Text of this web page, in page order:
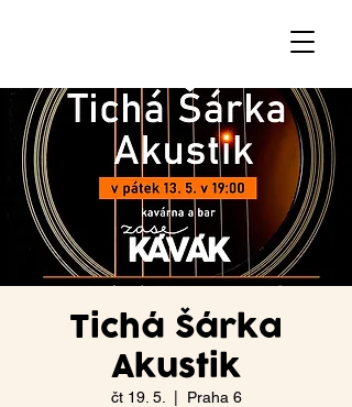
Tichá Šárka
Akustik
čt 19. 5. Praha 6